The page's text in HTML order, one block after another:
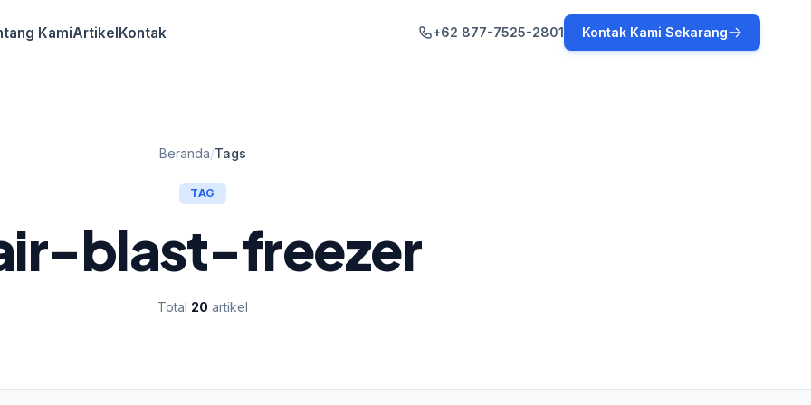
KamiArtikelKontak +62 877-7525-2801 Kontak Kami Sekarang
Beranda/Tags
TAG
blast-freezer
Total 20 artikel